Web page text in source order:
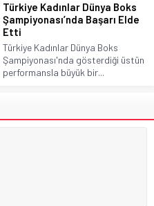
Türkiye Kadınlar Dünya Boks
Şampiyonası’nda Başarı Elde
Etti
Türkiye Kadınlar Dünya Boks
Şampiyonası'nda gösterdiği üstün
performansla büyük bir...